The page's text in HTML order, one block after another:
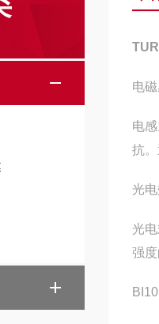
电
电
抗
光
光
强